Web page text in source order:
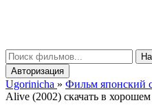
Авторизация
Ugorinicha » Фильм японский
Alive (2002) скачать в хорошем